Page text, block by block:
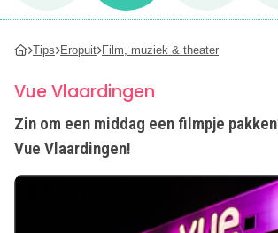
Tips Eropuit Film, muziek & theater
Vue Vlaardingen
Zin om een middag een filmpje
Vue Vlaardingen!